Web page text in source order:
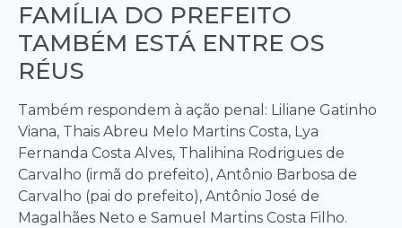
FAMÍLIA DO PREFEITO
TAMBÉM ESTÁ ENTRE OS
RÉUS
Também respondem à ação penal: Liliane Gatinho
Viana, Thais Abreu Melo Martins Costa, Lya
Fernanda Costa Alves, Thalihina Rodrigues de
Carvalho (irmã do prefeito), Antônio Barbosa de
Carvalho (pai do prefeito), Antônio José de
Magalhães Neto e Samuel Martins Costa Filho.